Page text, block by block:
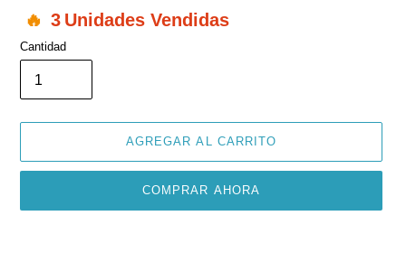
3 Unidades Vendidas
Cantidad
AGREGAR AL CARRITO
COMPRAR AHORA